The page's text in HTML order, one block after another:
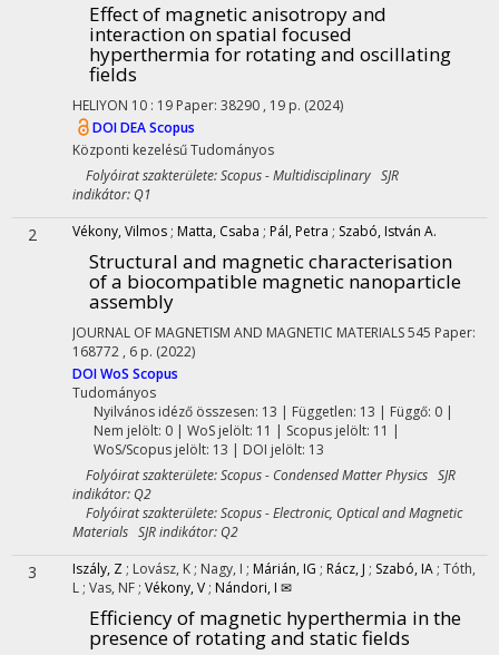
Effect of magnetic anisotropy and
interaction on spatial focused
hyperthermia for rotating and oscillating
fields
HELIYON 10 : 19 Paper: 38290 , 19 p. (2024)
DOIDEAScopus
Központi kezelésűTudományos
Folyóirat szakterülete: Scopus - Multidisciplinary SJR
indikátor: Q1
2 Vékony, Vilmos ; Matta, Csaba ; Pál, Petra ; Szabó, István A.
Structural and magnetic characterisation
of a biocompatible magnetic nanoparticle
assembly
JOURNAL OF MAGNETISM AND MAGNETIC MATERIALS545 Paper:
168772 , 6 p. (2022)
DOIWoS Scopus
Tudományos
Nyilvános idéző összesen: 13 | Független: 13 | Függő: 0 |
Nem jelölt: 0 | WoS jelölt: 11 | Scopus jelölt: 11 |
WoS/Scopus jelölt: 13 | DOI jelölt: 13
Folyóirat szakterülete: Scopus - Condensed Matter Physics SJR
indikátor: Q2
Folyóirat szakterülete: Scopus - Electronic, Optical and Magnetic
Materials SJR indikátor: Q2
3 Iszály, Z ; Lovász, K ; Nagy, I ; Márián, IG ; Rácz, J ; Szabó, IA ; Tóth,
L ; Vas, NF ; Vékony, V ; Nándori, I ✉
Efficiency of magnetic hyperthermia in the
presence of rotating and static fields